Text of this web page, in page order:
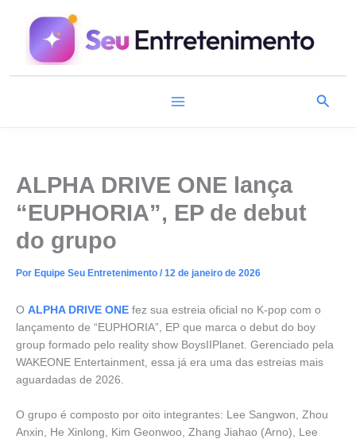
conteúdo
ALPHA DRIVE ONE lança
“EUPHORIA”, EP de debut
do grupo
Por Equipe Seu Entretenimento /12 de janeiro de 2026
O ALPHA DRIVE ONE fez sua estreia oficial no K-pop com o
lançamento de “EUPHORIA”, EP que marca o debut do boy
group formado pelo reality show BoysIIPlanet. Gerenciado pela
WAKEONE Entertainment, essa já era uma das estreias mais
aguardadas de 2026.
O grupo é composto por oito integrantes: Lee Sangwon, Zhou
Anxin, He Xinlong, Kim Geonwoo, Zhang Jiahao (Arno), Lee